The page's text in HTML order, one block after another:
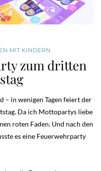
MIT KINDERN
zum dritten
– in wenigen Tagen feiert der
Da ich Mottopartys liebe
roten Faden. Und nach den
es eine Feuerwehrparty